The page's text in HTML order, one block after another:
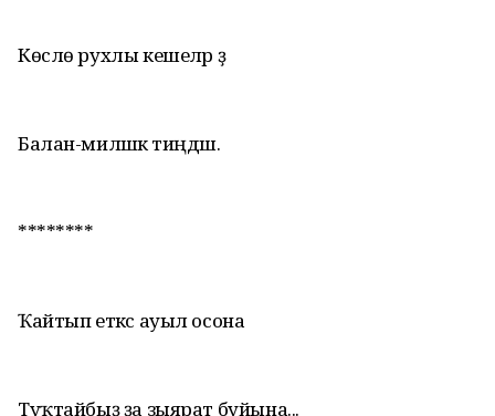
Көслө рухлы кешеләр ҙә
Балан-миләшкә тиңдәш.
********
Ҡайтып еткәс ауыл осона
Туҡтайбыҙ ҙа зыярат буйына...